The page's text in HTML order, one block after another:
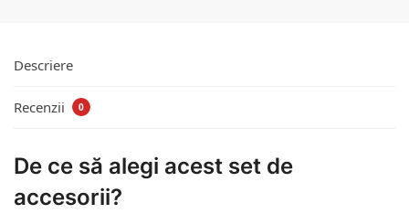
Descriere
Recenzii 0
De ce să alegi acest set de
accesorii?